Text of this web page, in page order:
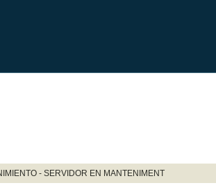
- SERVIDOR EN MANTENIMENT